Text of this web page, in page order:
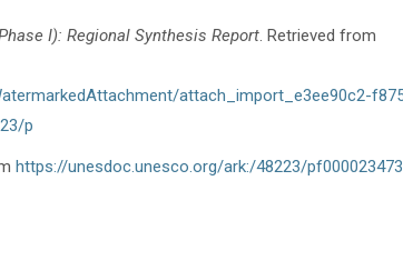
I): Regional Synthesis Report. Retrieved from
attach_import_e3ee90c2-
p
https://unesdoc.unesco.org/ark:/48223/